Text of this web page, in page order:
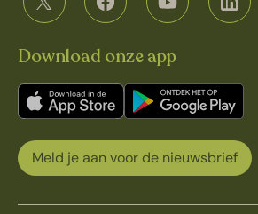
Download onze app
Meld je aan voor de nieuwsbrief